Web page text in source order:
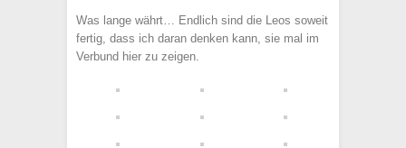
Was lange währt… Endlich sind die Leos soweit
fertig, dass ich daran denken kann, sie mal im
Verbund hier zu zeigen.